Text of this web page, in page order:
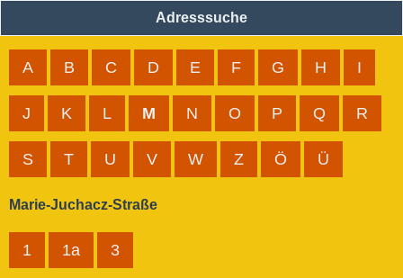
Adresssuche
A B C D E F G H I
J K L M N O P Q R
S T U V W Z Ö Ü
Marie-Juchacz-Straße
1 1a 3